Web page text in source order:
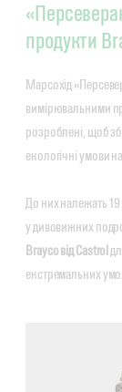
продукти
Марсохід
вимірювальними
розроблені, щоб
екологічні умови
До них належать
у дивовижних
Brayco від Castrol
екстремальних